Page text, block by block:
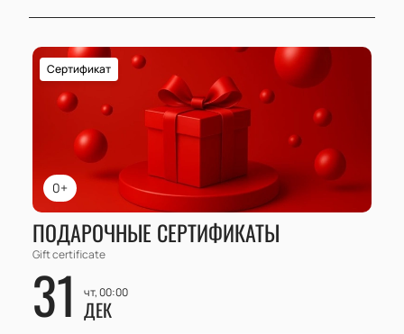
0+
Сертификат
ПОДАРОЧНЫЕ СЕРТИФИКАТЫ
Gift certificate
31 чт, 00:00
ДЕК